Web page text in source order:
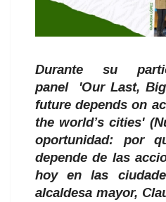
Durante su
panel 'Our Last,
future depends on
the world’s cities'
oportunidad: por
depende de las
hoy en las
alcaldesa mayor,